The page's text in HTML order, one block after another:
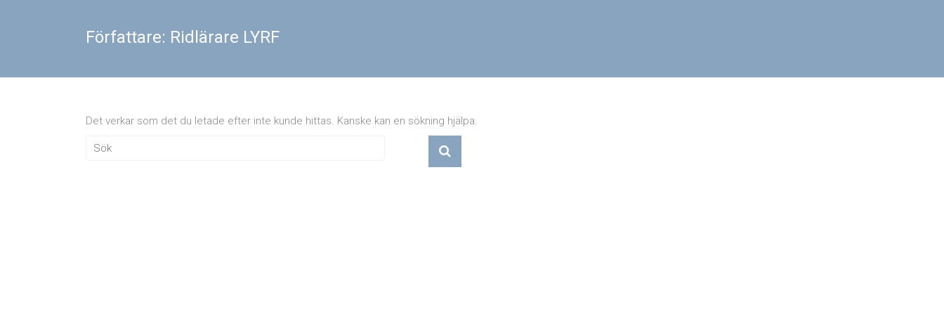
Författare: Ridlärare LYRF
Det verkar som det du letade efter inte kunde hittas. Kanske kan en sökning hjälpa.